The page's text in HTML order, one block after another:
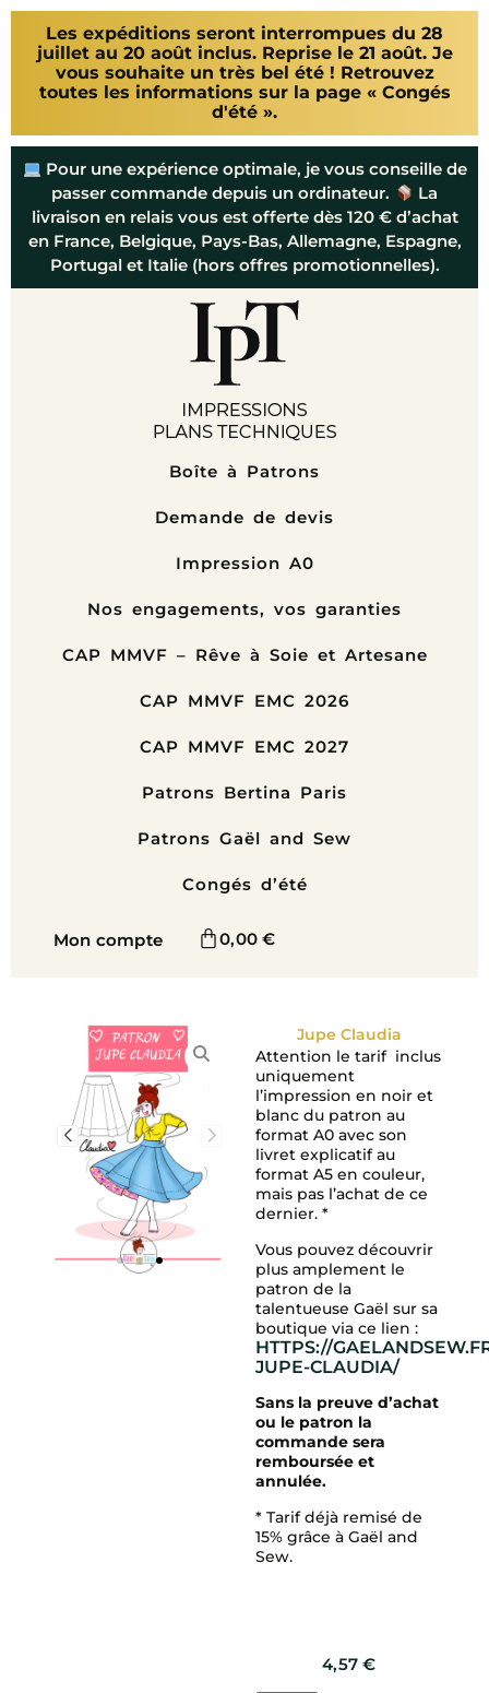
Les expéditions seront interrompues du 28
juillet au 20 août inclus. Reprise le 21 août. Je
vous souhaite un très bel été ! Retrouvez
toutes les informations sur la page « Congés
d'été ».
Pour une expérience optimale, je vous conseille de
passer commande depuis un ordinateur.
La
livraison en relais vous est offerte dès 120 € d’achat
en France, Belgique, Pays-Bas, Allemagne, Espagne,
Portugal et Italie (hors offres promotionnelles).
Boîte à Patrons
Demande de devis
Impression A0
Nos engagements, vos garanties
CAP MMVF – Rêve à Soie et Artesane
CAP MMVF EMC 2026
CAP MMVF EMC 2027
Patrons Bertina Paris
Patrons Gaël and Sew
Congés d’été
Mon compte 0,00€
Jupe Claudia
Attention le tarif inclus
uniquement
l’impression en noir et
blanc du patron au
format A0 avec son
livret explicatif au
format A5 en couleur,
mais pas l’achat de ce
dernier. *
Vous pouvez découvrir
plus amplement le
patron de la
talentueuse Gaël sur sa
boutique via ce lien :
HTTPS://
JUPE-CLAUDIA/
Sans la preuve d’achat
ou le patron la
commande sera
remboursée et
annulée.
* Tarif déjà remisé de
15% grâce à Gaël and
Sew.
4,57€